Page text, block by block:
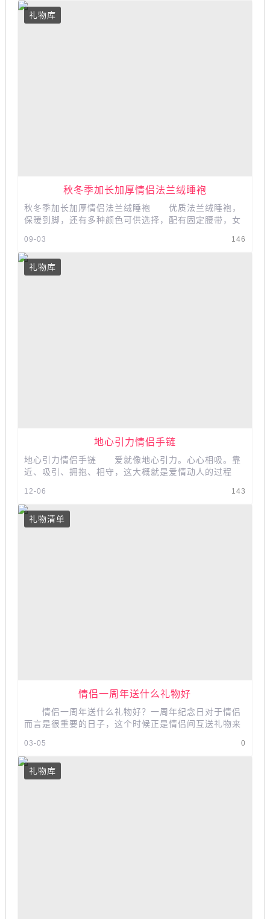
礼物库
秋冬季加长加厚情侣法兰绒睡袍
秋冬季加长加厚情侣法兰绒睡袍 优质法兰绒睡袍，
保暖到脚，还有多种颜色可供选择，配有固定腰带，女
146
09-03
礼物库
​​​​​​​地心引力情侣手链
地心引力情侣手链 爱就像地心引力。心心相吸。靠
近、吸引、拥抱、相守，这大概就是爱情动人的过程
143
12-06
礼物清单
情侣一周年送什么礼物好
情侣一周年送什么礼物好？一周年纪念日对于情侣
而言是很重要的日子，这个时候正是情侣间互送礼物来
0
03-05
礼物库